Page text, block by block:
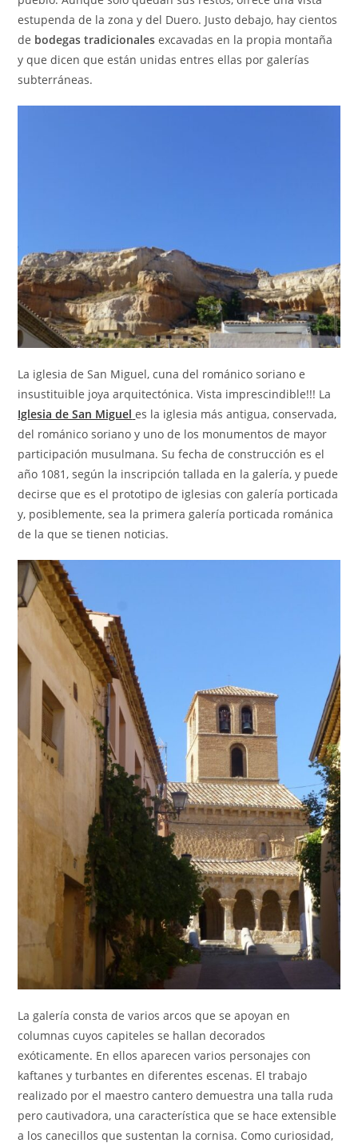
estupenda de la zona y del Duero. Justo debajo, hay cientos
de bodegas tradicionales excavadas en la propia montaña
y que dicen que están unidas entres ellas por galerías
subterráneas.
La iglesia de San Miguel, cuna del románico soriano e
insustituible joya arquitectónica. Vista imprescindible!!! La
Iglesia de San Miguel es la iglesia más antigua, conservada,
del románico soriano y uno de los monumentos de mayor
participación musulmana. Su fecha de construcción es el
año 1081, según la inscripción tallada en la galería, y puede
decirse que es el prototipo de iglesias con galería porticada
y, posiblemente, sea la primera galería porticada románica
de la que se tienen noticias.
La galería consta de varios arcos que se apoyan en
columnas cuyos capiteles se hallan decorados
exóticamente. En ellos aparecen varios personajes con
kaftanes y turbantes en diferentes escenas. El trabajo
realizado por el maestro cantero demuestra una talla ruda
pero cautivadora, una característica que se hace extensible
a los canecillos que sustentan la cornisa. Como curiosidad,